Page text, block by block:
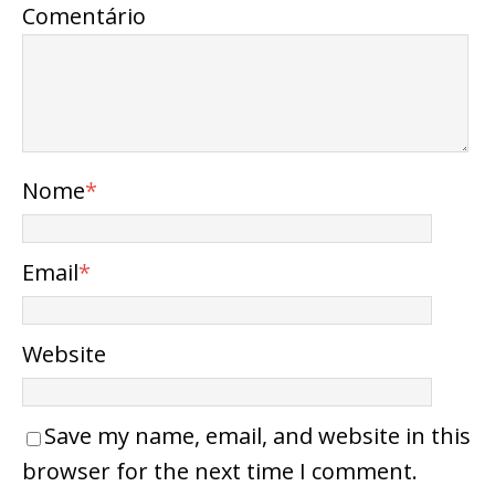
Comentário
Nome*
Email*
Website
Save my name, email, and website in this
browser for the next time I comment.